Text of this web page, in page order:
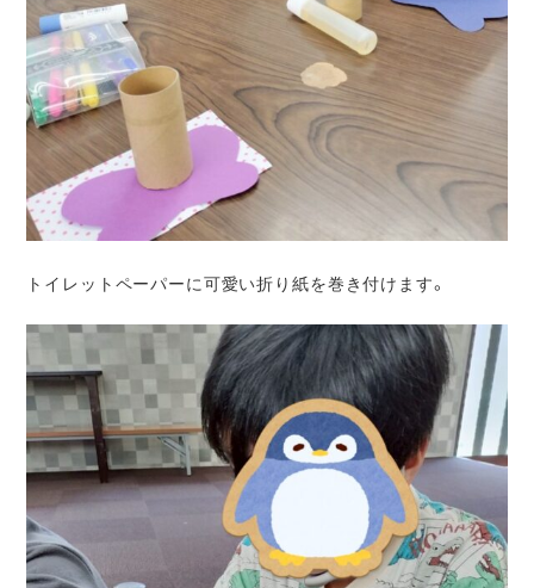
トイレットペーパーに可愛い折り紙を巻き付けます。